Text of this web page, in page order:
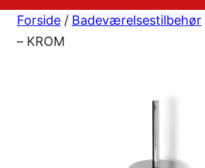
Forside / Badeværelsestilbehør
– KROM